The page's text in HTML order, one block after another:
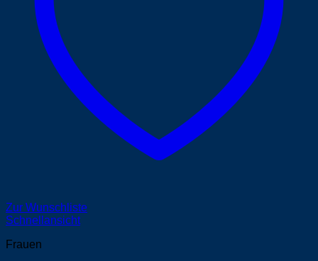
Zur Wunschliste
Schnellansicht
Frauen